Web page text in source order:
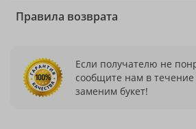
Правила возврата
Если получателю не
сообщите нам в
заменим букет!